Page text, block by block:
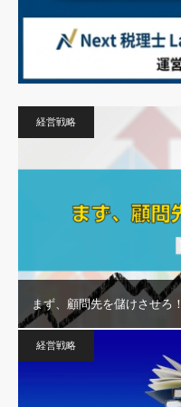
経営戦略
まず、顧問先を儲けさせろ！
経営戦略